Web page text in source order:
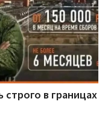
в границах